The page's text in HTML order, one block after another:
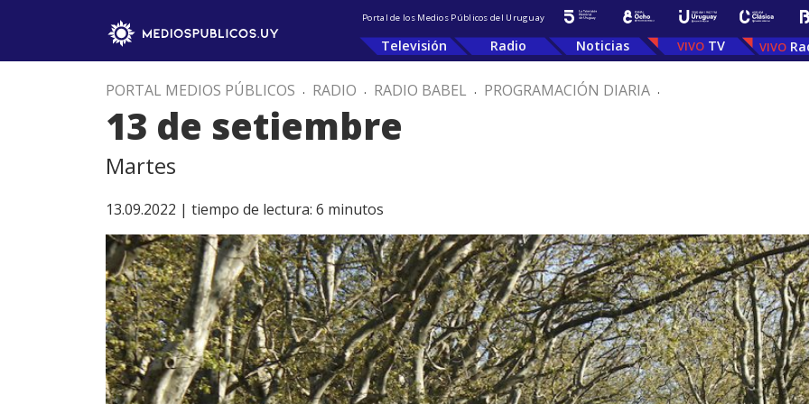
Portal de los Medios Públicos del Uruguay
Televisión Radio Noticias TV
PORTAL MEDIOS PÚBLICOS . RADIO . RADIO BABEL . PROGRAMACIÓN DIARIA .
13 de setiembre
Martes
13.09.2022 | tiempo de lectura: 6 minutos